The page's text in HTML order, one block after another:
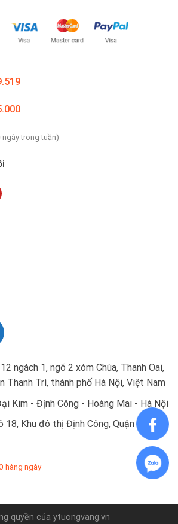
ngày trong tuần)
ngách 1, ngõ 2 xóm Chùa, Thanh Oai,
Thanh Trì, thành phố Hà Nội, Việt Nam
Kim - Định Công - Hoàng Mai - Hà Nội
18, Khu đô thị Định Công, Quận Hoàng
hàng ngày
quyền của ytuongvang.vn